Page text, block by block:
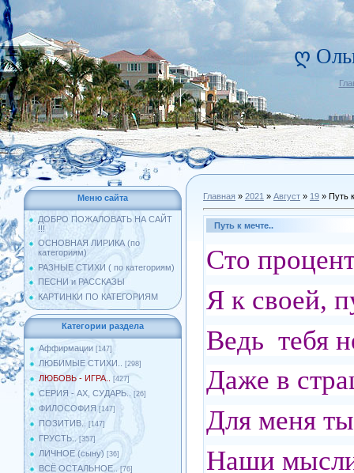
ღ
Меню сайта
ДОБРО ПОЖАЛОВАТЬ НА САЙТ
!!!
ОСНОВНАЯ ЛИРИКА (по
категориям)
РАЗНЫЕ СТИХИ ( по категориям)
ПЕСНИ и РАССКАЗЫ
КАРТИНКИ ПО КАТЕГОРИЯМ
Категории раздела
Аффирмации [147]
ЛЮБИМЫЕ СТИХИ.. [298]
ЛЮБОВЬ - ИГРА.. [427]
СЕРИЯ - АХ, СУДАРЬ.. [26]
ФИЛОСОФИЯ [147]
ПОЗИТИВ.. [147]
ГРУСТЬ.. [357]
ЛИЧНОЕ (сыну) [36]
ВСЁ ОСТАЛЬНОЕ.. [76]
Главная » 2021 » Август » 19 » Путь
Путь к мечте..
Сто
Я к своей,
Ведь тебя
Даже в
Для меня
Наши